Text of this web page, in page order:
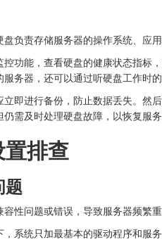
负责存储服务器的操作系统、应
功能，查看硬盘的健康状态指标
务器，还可以通过听硬盘工作时
即进行备份，防止数据丢失。然
需及时处理硬盘故障，以恢复服务
置排查
题
性问题或错误，导致服务器频繁
系统只加最基本的驱动程序和服